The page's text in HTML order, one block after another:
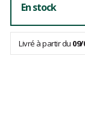
En stock
Livré à partir du 09/